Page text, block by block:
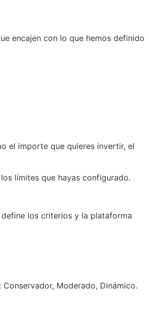
encajen con lo que hemos definido
el importe que quieres invertir, el
límites que hayas configurado.
los criterios y la plataforma
Moderado, Dinámico.